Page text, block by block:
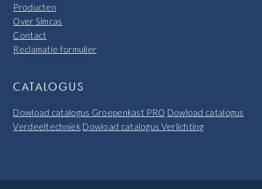
Producten
Over Simcas
Contact
Reclamatie formulier
CATALOGUS
Dowload catalogus Groepenkast PRO Dowload catalogus
Verdeeltechniek Dowload catalogus Verlichting